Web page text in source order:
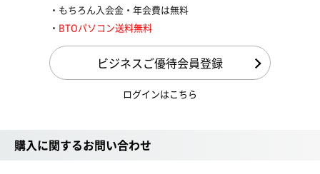
もちろん入会金・年会費は無料
BTOパソコン送料無料
ビジネスご優待会員登録
ログインはこちら
購入に関するお問い合わせ